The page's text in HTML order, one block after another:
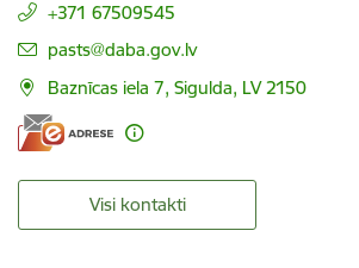
+371 67509545
E-pasts:
pasts@daba.gov.lv
Baznīcas iela 7, Sigulda, LV 2150
Visi kontakti